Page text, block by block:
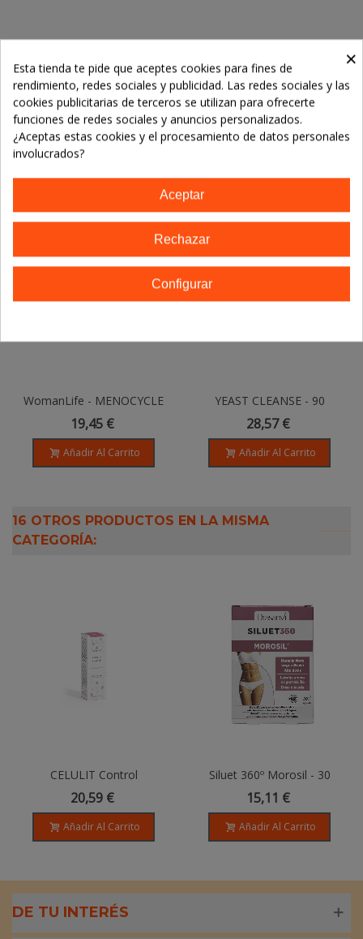
Detalles del producto
LOS CLIENTES QUE ADQUIRIERON ESTE
WomanLife - MENOCYCLE
REGUL - 60 Perlas
19,45 €
Añadir Al Carrito
YEAST CLEANSE - 90
Capsulas Vegetales
28,57 €
Añadir Al Carrito
16 OTROS PRODUCTOS EN LA MISMA
CATEGORÍA:
CELULIT Control
Esential'Woman, Massage
Oil - 100ml
20,59 €
Añadir Al Carrito
Siluet 360º Morosil - 30
Comprimidos
15,11 €
Añadir Al Carrito
DE TU INTERÉS
×
Esta tienda te pide que aceptes cookies para fines de
rendimiento, redes sociales y publicidad. Las redes sociales y las
cookies publicitarias de terceros se utilizan para ofrecerte
funciones de redes sociales y anuncios personalizados.
¿Aceptas estas cookies y el procesamiento de datos personales
involucrados?
Aceptar
Rechazar
Configurar